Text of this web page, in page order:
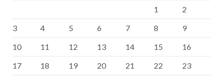
1
2
3
4 5 6 7 8
9
10
11 12 13 14 15
16
17
18 19 20 21 22
23